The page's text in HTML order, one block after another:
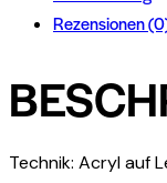
Rezensionen
Technik: Acryl auf